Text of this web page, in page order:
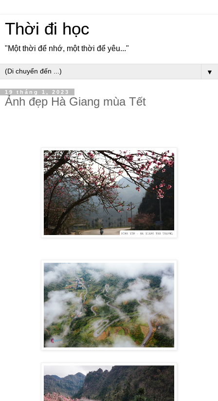
Thời đi học
"Một thời để nhớ, một thời để yêu..."
▼
19 tháng 1, 2023
Ảnh đẹp Hà Giang mùa Tết